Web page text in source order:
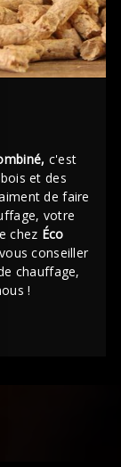
c'est
et des
de faire
votre
chez Éco
conseiller
chauffage,
!